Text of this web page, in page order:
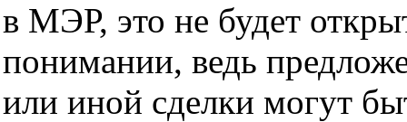
в МЭР, это не будет
понимании, ведь
или иной сделки могут